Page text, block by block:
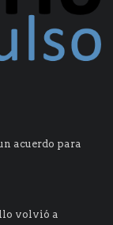
acuerdo para
volvió a